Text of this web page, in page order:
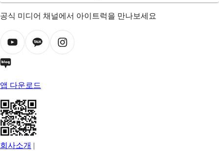
공식 미디어 채널에서 아이트럭을 만나보세요
앱 다운로드
회사소개 |